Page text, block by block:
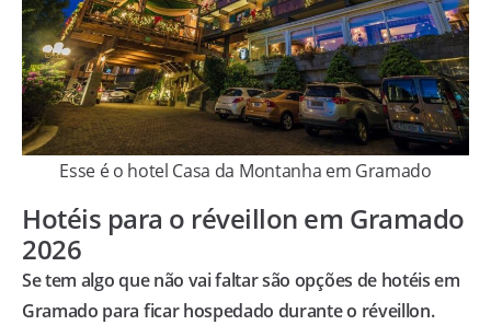
Esse é o hotel Casa da Montanha em Gramado
Hotéis para o réveillon em Gramado
2026
Se tem algo que não vai faltar são opções de hotéis em
Gramado para ficar hospedado durante o réveillon.